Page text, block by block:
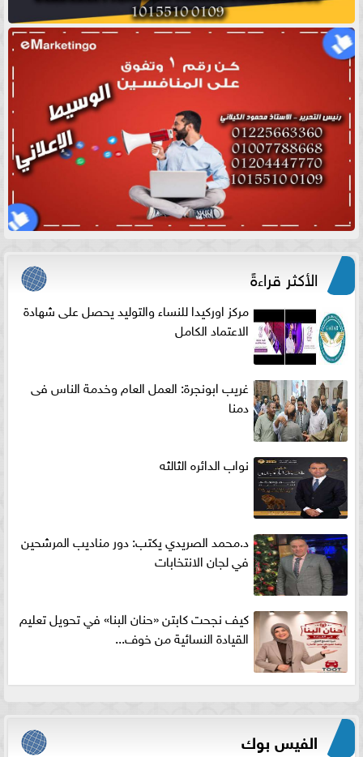
الأكثر قراءةً
مركز اوركيدا للنساء والتوليد يحصل على شهادة
الاعتماد الكامل
غريب ابونجرة: العمل العام وخدمة الناس فى
دمنا
نواب الدائره الثالثه
د.محمد الصريدي يكتب: دور مناديب المرشحين
في لجان الانتخابات
كيف نجحت كابتن «حنان البنا» في تحويل تعليم
القيادة النسائية من خوف...
الفيس بوك